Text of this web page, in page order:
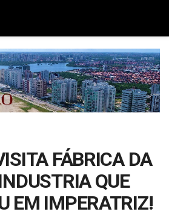
FÁBRICA DA
QUE
EM IMPERATRIZ!